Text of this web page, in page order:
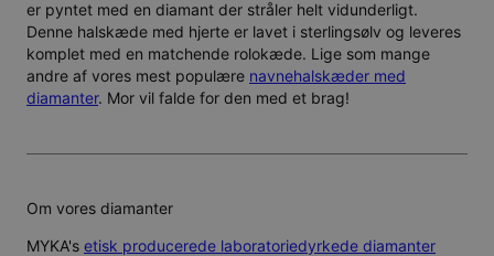
er pyntet med en diamant der stråler helt vidunderligt.
Denne halskæde med hjerte er lavet i sterlingsølv og leveres
komplet med en matchende rolokæde. Lige som mange
andre af vores mest populære navnehalskæder med
diamanter. Mor vil falde for den med et brag!
Om vores diamanter
MYKA's etisk producerede laboratoriedyrkede diamanter